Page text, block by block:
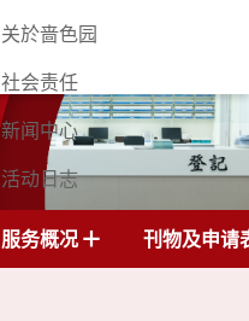
关於啬色园
社会责任
新闻中心
活动日志
联络我们
服务概况 刊物及申请